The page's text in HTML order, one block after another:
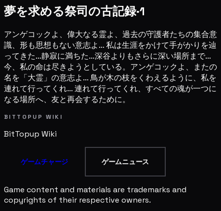
夢を求める祭司の古記録·1
アンゲコックよ、偉大なる霊よ、過去の守護者たちの集合意
識、形も思想もない意志よ… 私は生涯をかけて手がかりを辿
ってきた…静寂に満ちた…深谷よりもさらに深い場所まで…
今、私の命は尽きようとしている。アンゲコックよ、またの
名を「大霊」の意志よ… 鳥が木の枝をくわえるように、私を
連れて行ってくれ… 連れて行ってくれ、すべての魂が一つに
なる場所へ、友と再会するために。
BITTOPUP WIKI
BitTopup Wiki
ゲームチャージ ゲームニュース
Game content and materials are trademarks and
copyrights of their respective owners.